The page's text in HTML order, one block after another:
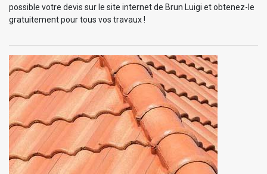
possible votre devis sur le site internet de Brun Luigi et obtenez-le
gratuitement pour tous vos travaux !